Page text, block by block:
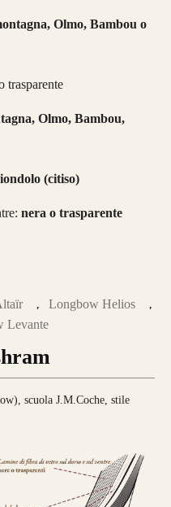
Olmo, Bambou o
trasparente
Olmo, Bambou,
(citiso)
nera o trasparente
Longbow Helios
Levante
scuola J.M.Coche, stile